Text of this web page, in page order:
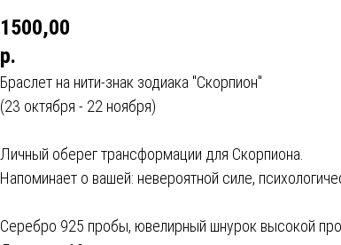
1500,00
р.
Браслет на нити-знак зодиака "Скорпион"
(23 октября - 22 ноября)
Личный оберег трансформации для Скорпиона.
Напоминает о вашей: невероятной силе,
Cеребро 925 пробы, ювелирный шнурок высокой